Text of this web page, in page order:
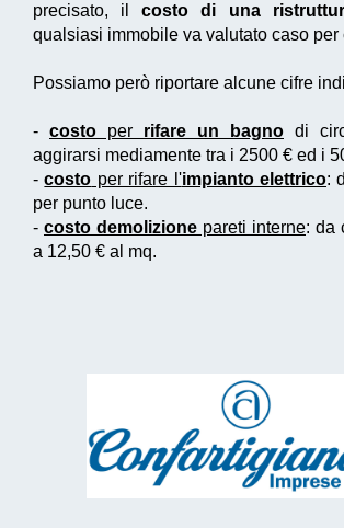
precisato, ilcosto di una
qualsiasi immobile va valutato caso per
Possiamo però riportare alcune cifre
- costo per rifare un bagno di
aggirarsi mediamente tra i 2500 € ed i
-costo per rifare l'impianto elettrico:
per punto luce.
- costo demolizione pareti interne: da
a 12,50 € al mq.